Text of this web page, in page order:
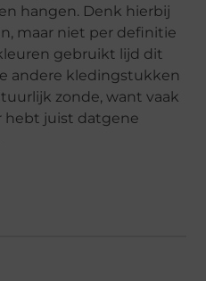
hangen. Denk hierbij
maar niet per definitie
gebruikt lijd dit
andere kledingstukken
zonde, want vaak
hebt juist datgene